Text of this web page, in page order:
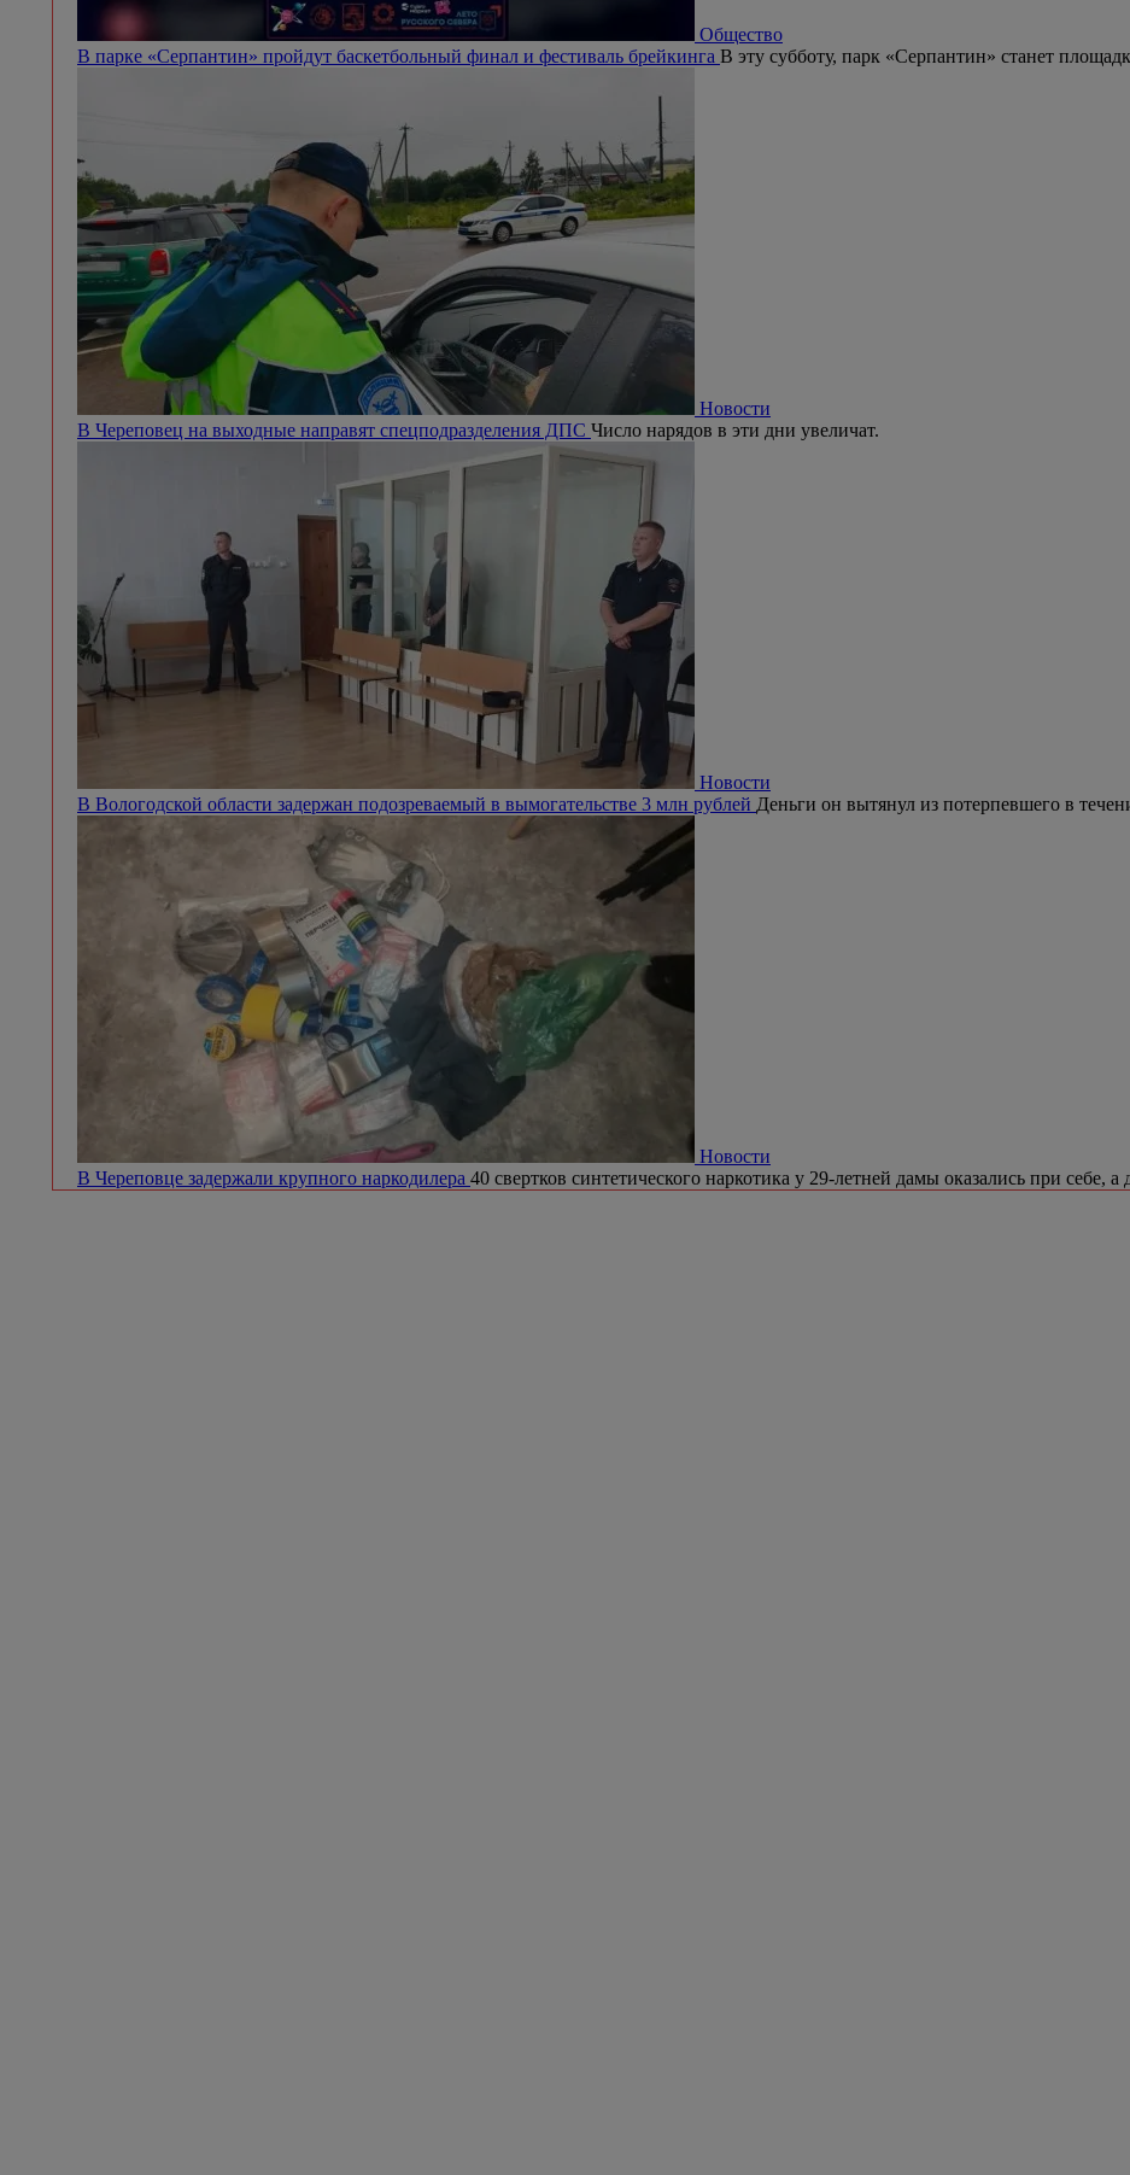
Общество
В парке «Серпантин» пройдут баскетбольный финал и фестиваль брейкинга В эту субботу, парк «Серпантин» станет
Новости
В Череповец на выходные направят спецподразделения ДПС Число нарядов в эти дни увеличат.
Новости
В Вологодской области задержан подозреваемый в вымогательстве 3 млн рублей Деньги он вытянул из потерпевшего в
Новости
В Череповце задержали крупного наркодилера 40 свертков синтетического наркотика у 29-летней дамы оказались при себе,